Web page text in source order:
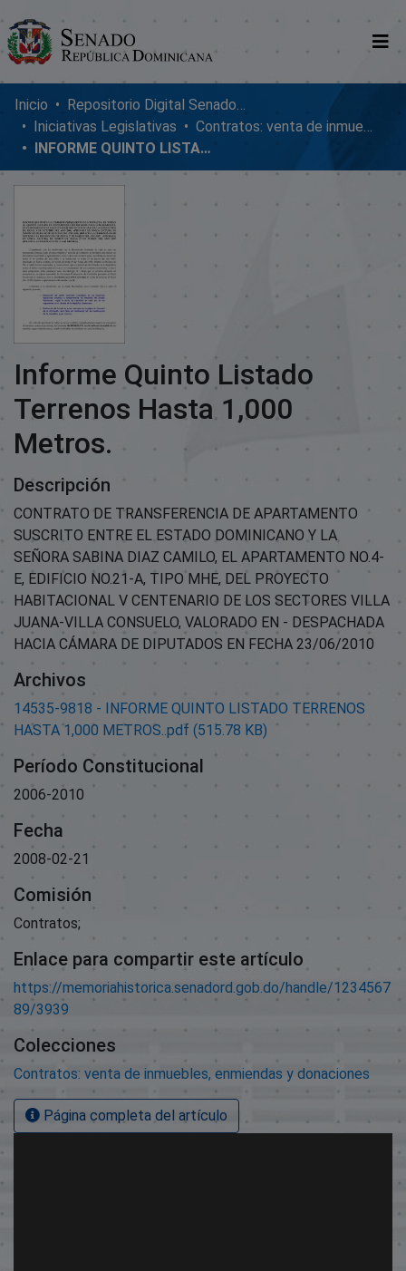
Comunidades
Glosario
Nosotros
Inicio
Repositorio Digital SenadoRD
Iniciativas Legislativas
Contratos: venta de inmuebles, enmiendas y donaciones
INFORME QUINTO LISTADO TERRENOS HASTA 1,000 METROS.
Informe Quinto Listado
Terrenos Hasta 1,000
Metros.
Descripción
CONTRATO DE TRANSFERENCIA DE APARTAMENTO
SUSCRITO ENTRE EL ESTADO DOMINICANO Y LA
SEÑORA SABINA DIAZ CAMILO, EL APARTAMENTO NO.4-
E, EDIFICIO NO.21-A, TIPO MHE, DEL PROYECTO
HABITACIONAL V CENTENARIO DE LOS SECTORES VILLA
JUANA-VILLA CONSUELO, VALORADO EN - DESPACHADA
HACIA CÁMARA DE DIPUTADOS EN FECHA 23/06/2010
Archivos
14535-9818 - INFORME QUINTO LISTADO TERRENOS
HASTA 1,000 METROS..pdf (515.78 KB)
Período Constitucional
2006-2010
Fecha
2008-02-21
Comisión
Contratos;
Enlace para compartir este artículo
https://memoriahistorica.senadord.gob.do/handle/1234567
89/3939
Colecciones
Contratos: venta de inmuebles, enmiendas y donaciones
Página completa del artículo